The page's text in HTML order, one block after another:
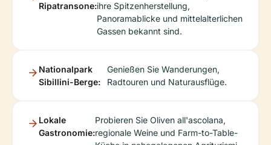
Ripatransone:ihre Spitzenherstellung,
Panoramablicke und mittelalterlichen
Gassen bekannt sind.
Nationalpark
Sibillini-Berge:
Genießen Sie Wanderungen,
Radtouren und Naturausflüge.
Lokale
Gastronomie:
Probieren Sie Oliven all'ascolana,
regionale Weine und Farm-to-Table-